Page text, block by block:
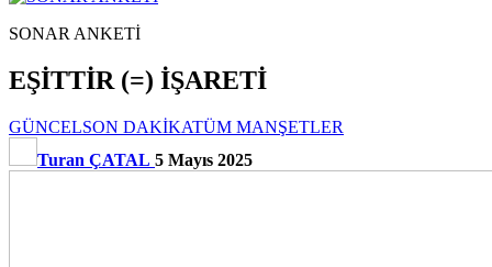
SONAR ANKETİ
EŞİTTİR (=) İŞARETİ
GÜNCELSON DAKİKATÜM MANŞETLER
Turan ÇATAL 5 Mayıs 2025